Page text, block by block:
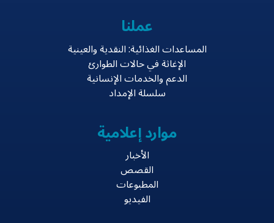
عملنا
المساعدات الغذائية: النقدية والعينية
الإغاثة في حالات الطوارئ
الدعم والخدمات الإنسانية
سلسلة الإمداد
موارد إعلامية
الأخبار
القصص
المطبوعات
الفيديو